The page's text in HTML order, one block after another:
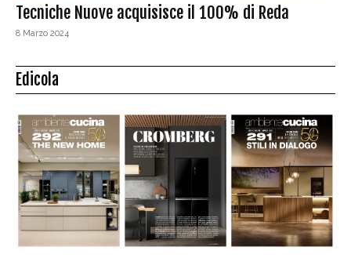
Tecniche Nuove acquisisce il 100% di Reda
8 Marzo 2024
Edicola